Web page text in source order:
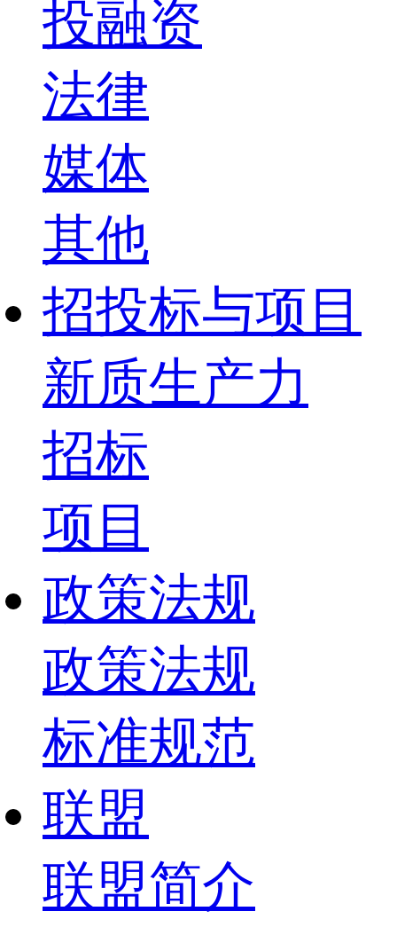
投融资
法律
媒体
其他
招投标与项目
新质生产力
招标
项目
政策法规
政策法规
标准规范
联盟
联盟简介